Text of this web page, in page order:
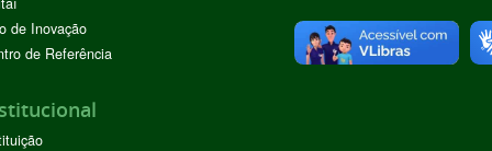
de Inovação
de Referência